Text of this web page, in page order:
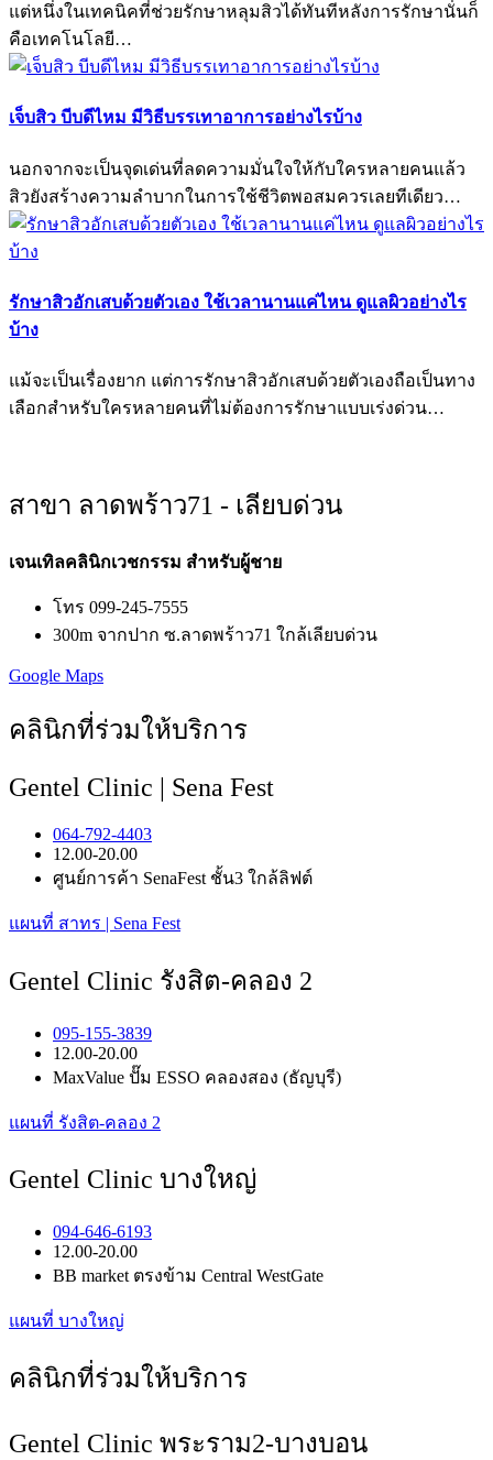
แต่หนึ่งในเทคนิคที่ช่วยรักษาหลุมสิวได้ทันทีหลังการรักษานั่นก็
คือเทคโนโลยี…
เจ็บสิว บีบดีไหม มีวิธีบรรเทาอาการอย่างไรบ้าง
นอกจากจะเป็นจุดเด่นที่ลดความมั่นใจให้กับใครหลายคนแล้ว
สิวยังสร้างความลำบากในการใช้ชีวิตพอสมควรเลยทีเดียว…
รักษาสิวอักเสบด้วยตัวเอง ใช้เวลานานแค่ไหน ดูแลผิวอย่างไร
บ้าง
แม้จะเป็นเรื่องยาก แต่การรักษาสิวอักเสบด้วยตัวเองถือเป็นทาง
เลือกสำหรับใครหลายคนที่ไม่ต้องการรักษาแบบเร่งด่วน…
สาขา ลาดพร้าว71 - เลียบด่วน
เจนเทิลคลินิกเวชกรรม สำหรับผู้ชาย
โทร 099-245-7555
300m จากปาก ซ.ลาดพร้าว71 ใกล้เลียบด่วน
Google Maps
คลินิกที่ร่วมให้บริการ
Gentel Clinic | Sena Fest
064-792-4403
12.00-20.00
ศูนย์การค้า SenaFest ชั้น3 ใกล้ลิฟต์
แผนที่ สาทร | Sena Fest
Gentel Clinic รังสิต-คลอง 2
095-155-3839
12.00-20.00
MaxValue ปั๊ม ESSO คลองสอง (ธัญบุรี)
แผนที่ รังสิต-คลอง 2
Gentel Clinic บางใหญ่
094-646-6193
12.00-20.00
BB market ตรงข้าม Central WestGate
แผนที่ บางใหญ่
คลินิกที่ร่วมให้บริการ
Gentel Clinic พระราม2-บางบอน